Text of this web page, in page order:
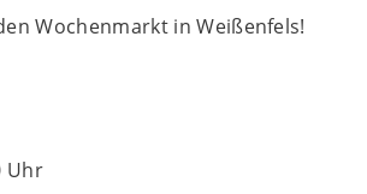
Wochenmarkt in Weißenfels!
Uhr